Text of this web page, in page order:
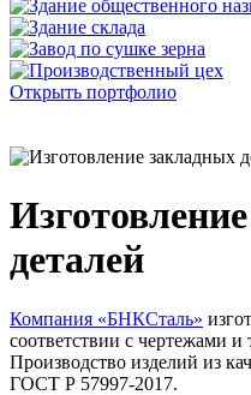
Открыть портфолио
деталей
Компания «БНКСталь»
соответствии с чертежами и
Производство изделий из
ГОСТ Р 57997-2017.